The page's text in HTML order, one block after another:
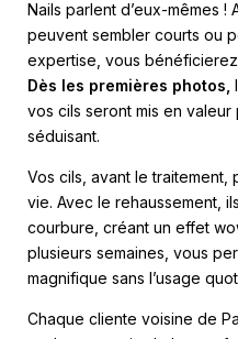
Nails parlent d’eux-mêmes !
peuvent sembler courts ou
expertise, vous
Dès les premières photos,
vos cils seront mis en
séduisant.
Vos cils, avant le traitement,
vie. Avec le rehaussement,
courbure, créant un effet
plusieurs semaines, vous
magnifique sans l’usage
Chaque cliente voisine de